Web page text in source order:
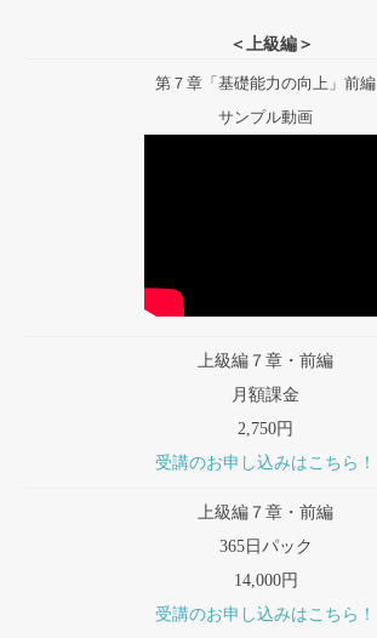
＜上級編＞
第７章「基礎能力の向上」前編
サンプル動画
上級編７章・前編
月額課金
2,750円
受講のお申し込みはこちら！
上級編７章・前編
365日パック
14,000円
受講のお申し込みはこちら！